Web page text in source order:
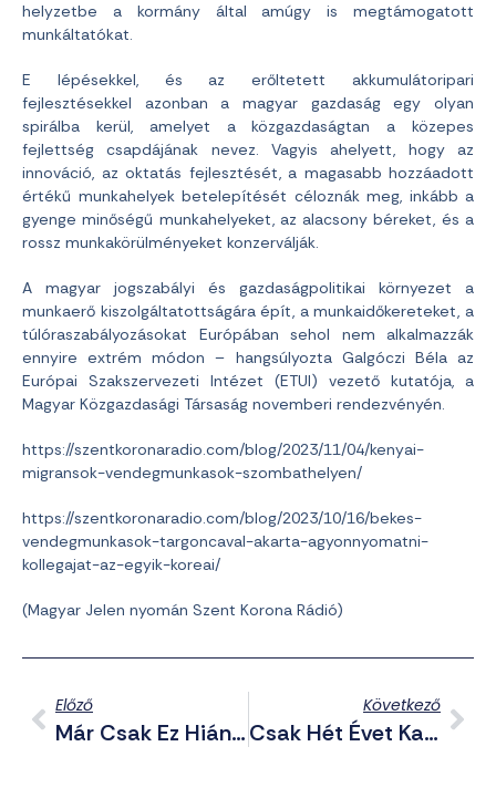
helyzetbe a kormány által amúgy is megtámogatott
munkáltatókat.
E lépésekkel, és az erőltetett akkumulátoripari
fejlesztésekkel azonban a magyar gazdaság egy olyan
spirálba kerül, amelyet a közgazdaságtan a közepes
fejlettség csapdájának nevez. Vagyis ahelyett, hogy az
innováció, az oktatás fejlesztését, a magasabb hozzáadott
értékű munkahelyek betelepítését céloznák meg, inkább a
gyenge minőségű munkahelyeket, az alacsony béreket, és a
rossz munkakörülményeket konzerválják.
A magyar jogszabályi és gazdaságpolitikai környezet a
munkaerő kiszolgáltatottságára épít, a munkaidőkereteket, a
túlóraszabályozásokat Európában sehol nem alkalmazzák
ennyire extrém módon – hangsúlyozta Galgóczi Béla az
Európai Szakszervezeti Intézet (ETUI) vezető kutatója, a
Magyar Közgazdasági Társaság novemberi rendezvényén.
https://szentkoronaradio.com/blog/2023/11/04/kenyai-
migransok-vendegmunkasok-szombathelyen/
https://szentkoronaradio.com/blog/2023/10/16/bekes-
vendegmunkasok-targoncaval-akarta-agyonnyomatni-
kollegajat-az-egyik-koreai/
(Magyar Jelen nyomán Szent Korona Rádió)
Előző
Már Csak Ez Hiányzott: Először Állítottak Menórát Kecskemét Főterén
Következő
Csak Hét Évet Kaphat A Pedofil Nagypapa